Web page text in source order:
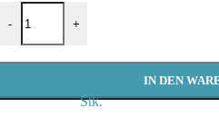
-
Prym (180 x 60 mm/ Holz)
+
Stk.
IN DEN